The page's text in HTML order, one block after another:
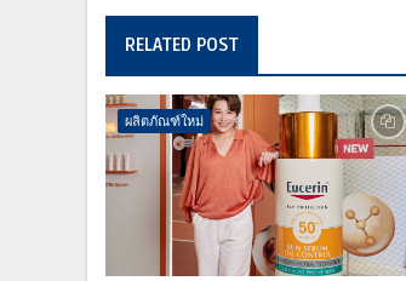
RELATED POST
ผลิตภัณฑ์ใหม่